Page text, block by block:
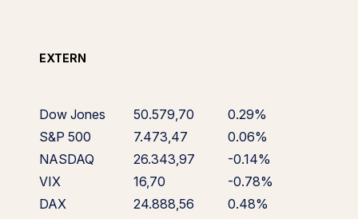
EXTERN
Dow Jones 50.579,70
0.29%
S&P 500
7.473,47
0.06%
NASDAQ
26.343,97
-0.14%
VIX
16,70
-0.78%
DAX
24.888,56
0.48%